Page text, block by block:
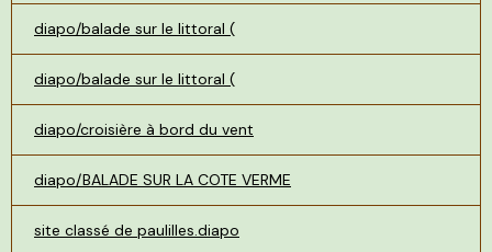
diapo/balade sur le littoral (
diapo/balade sur le littoral (
diapo/croisière à bord du vent
diapo/BALADE SUR LA COTE VERME
site classé de paulilles.diapo